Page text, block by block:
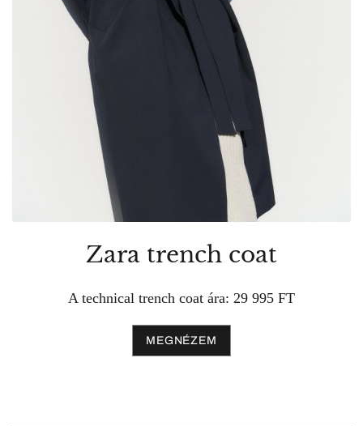
Zara trench coat
A technical trench coat ára: 29 995 FT
MEGNÉZEM